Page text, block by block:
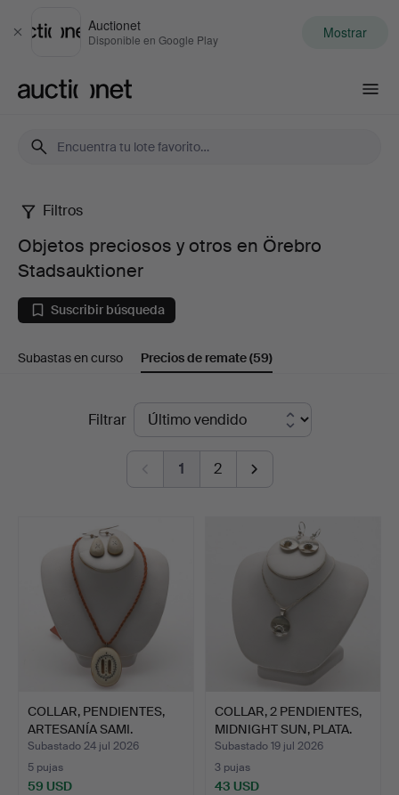
Cerrar
Auctionet
Disponible en Google Play Mostrar
Objetos
preciosos
otros
Örebro
Stadsauktioner
Filtros
Objetos preciosos y otros en Örebro
Stadsauktioner
Suscribir búsqueda
Subastas en curso Precios de remate(59)
Filtrar
1 2
COLLAR, PENDIENTES,
ARTESANÍA SAMI.
Subastado 24 jul 2026
5 pujas
59 USD
COLLAR, 2 PENDIENTES,
MIDNIGHT SUN, PLATA.
Subastado 19 jul 2026
3 pujas
43 USD